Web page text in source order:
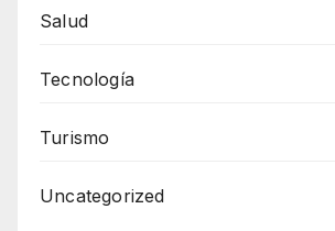
Salud
Tecnología
Turismo
Uncategorized